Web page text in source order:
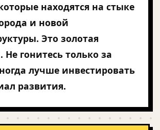
находятся на стыке
и новой
Это золотая
Не гонитесь только за
лучше инвестировать
развития.